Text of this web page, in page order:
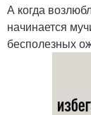
А когда
начинается
бесполезных